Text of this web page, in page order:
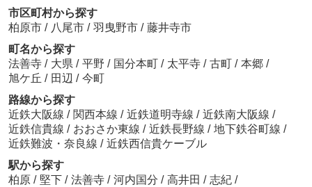
市区町村から探す
柏原市 / 八尾市 / 羽曳野市 / 藤井寺市
町名から探す
法善寺 / 大県 / 平野 / 国分本町 / 太平寺 / 古町 / 本郷 /
旭ケ丘 / 田辺 / 今町
路線から探す
近鉄大阪線 / 関西本線 / 近鉄道明寺線 / 近鉄南大阪線 /
近鉄信貴線 / おおさか東線 / 近鉄長野線 / 地下鉄谷町線 /
近鉄難波・奈良線 / 近鉄西信貴ケーブル
駅から探す
柏原 / 堅下 / 法善寺 / 河内国分 / 高井田 / 志紀 /